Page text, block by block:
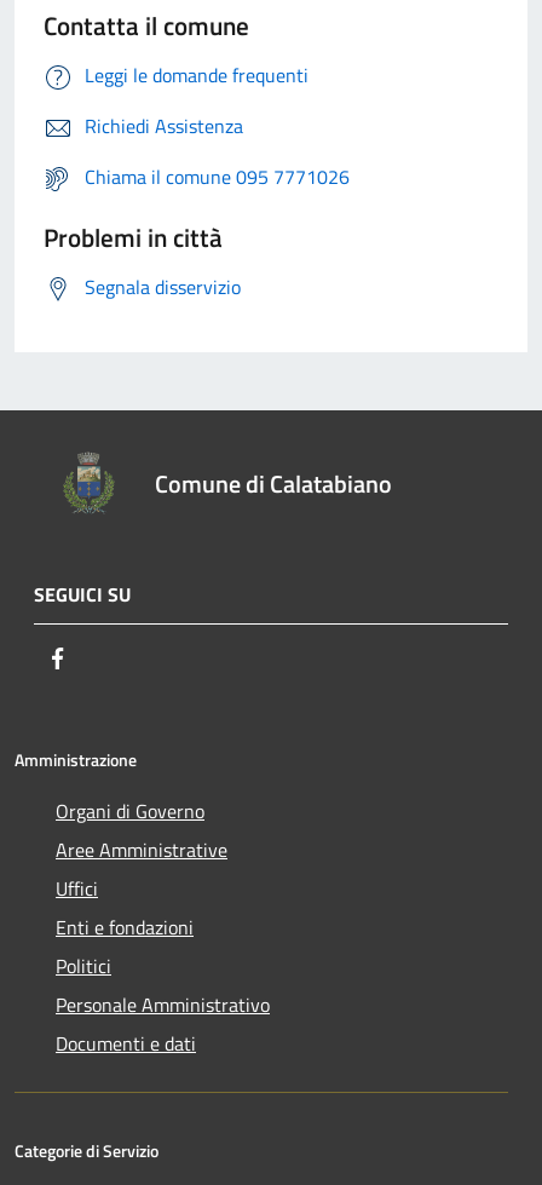
Contatta il comune
Leggi le domande frequenti
Richiedi Assistenza
Chiama il comune 095 7771026
Problemi in città
Segnala disservizio
Comune di Calatabiano
SEGUICI SU
Amministrazione
Organi di Governo
Aree Amministrative
Uffici
Enti e fondazioni
Politici
Personale Amministrativo
Documenti e dati
Categorie di Servizio